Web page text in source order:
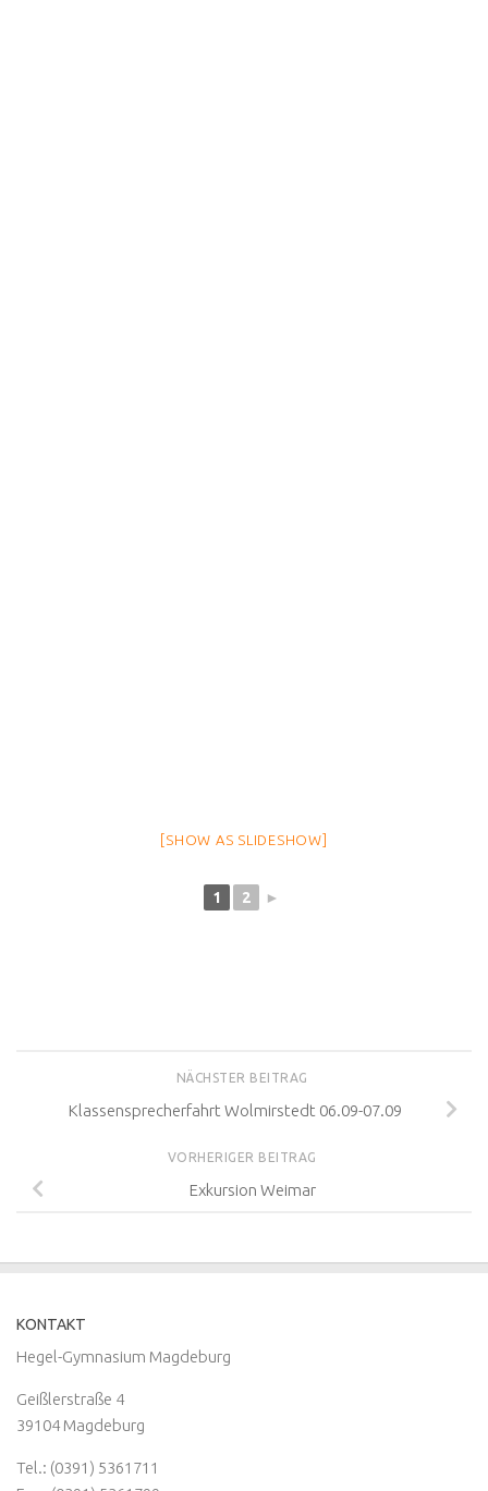
[SHOW AS SLIDESHOW]
1 2 ►
NÄCHSTER BEITRAG
Klassensprecherfahrt Wolmirstedt 06.09-07.09
VORHERIGER BEITRAG
Exkursion Weimar
KONTAKT
Hegel-Gymnasium Magdeburg
Geißlerstraße 4
39104 Magdeburg
Tel.: (0391) 5361711